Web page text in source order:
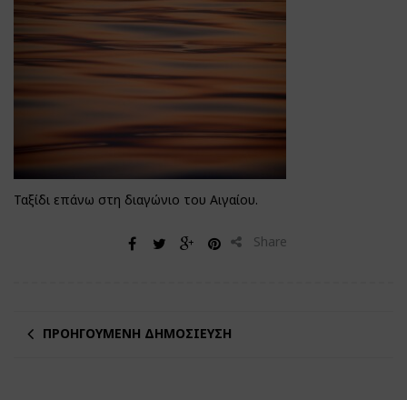
Ταξίδι επάνω στη διαγώνιο του Αιγαίου.
Share
ΠΡΟΗΓΟΎΜΕΝΗ ΔΗΜΟΣΊΕΥΣΗ